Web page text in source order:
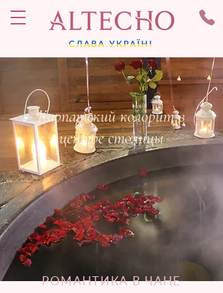
Карпатский колорит в
центре столицы
РОМАНТИКА В ЧАНЕ